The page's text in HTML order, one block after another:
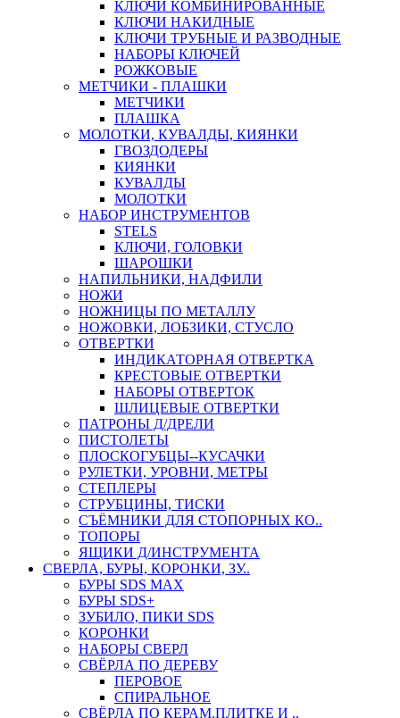
КЛЮЧИ КОМБИНИРОВАННЫЕ
КЛЮЧИ НАКИДНЫЕ
КЛЮЧИ ТРУБНЫЕ И РАЗВОДНЫЕ
НАБОРЫ КЛЮЧЕЙ
РОЖКОВЫЕ
МЕТЧИКИ - ПЛАШКИ
МЕТЧИКИ
ПЛАШКА
МОЛОТКИ, КУВАЛДЫ, КИЯНКИ
ГВОЗДОДЕРЫ
КИЯНКИ
КУВАЛДЫ
МОЛОТКИ
НАБОР ИНСТРУМЕНТОВ
STELS
КЛЮЧИ, ГОЛОВКИ
ШАРОШКИ
НАПИЛЬНИКИ, НАДФИЛИ
НОЖИ
НОЖНИЦЫ ПО МЕТАЛЛУ
НОЖОВКИ, ЛОБЗИКИ, СТУСЛО
ОТВЕРТКИ
ИНДИКАТОРНАЯ ОТВЕРТКА
КРЕСТОВЫЕ ОТВЕРТКИ
НАБОРЫ ОТВЕРТОК
ШЛИЦЕВЫЕ ОТВЕРТКИ
ПАТРОНЫ Д/ДРЕЛИ
ПИСТОЛЕТЫ
ПЛОСКОГУБЦЫ--КУСАЧКИ
РУЛЕТКИ, УРОВНИ, МЕТРЫ
СТЕПЛЕРЫ
СТРУБЦИНЫ, ТИСКИ
СЪЁМНИКИ ДЛЯ СТОПОРНЫХ КО..
ТОПОРЫ
ЯЩИКИ Д/ИНСТРУМЕНТА
СВЕРЛА, БУРЫ, КОРОНКИ, ЗУ..
БУРЫ SDS MAX
БУРЫ SDS+
ЗУБИЛО, ПИКИ SDS
КОРОНКИ
НАБОРЫ СВЕРЛ
СВЁРЛА ПО ДЕРЕВУ
ПЕРОВОЕ
СПИРАЛЬНОЕ
СВЁРЛА ПО КЕРАМ.ПЛИТКЕ И ..